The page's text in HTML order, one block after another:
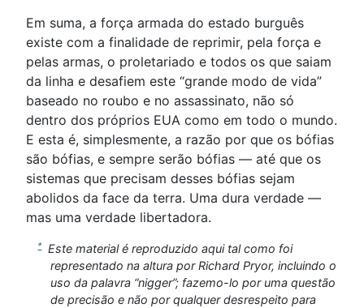
Em suma, a força armada do estado burguês
existe com a finalidade de reprimir, pela força e
pelas armas, o proletariado e todos os que saiam
da linha e desafiem este “grande modo de vida”
baseado no roubo e no assassinato, não só
dentro dos próprios EUA como em todo o mundo.
E esta é, simplesmente, a razão por que os bófias
são bófias, e sempre serão bófias — até que os
sistemas que precisam desses bófias sejam
abolidos da face da terra. Uma dura verdade —
mas uma verdade libertadora.
*Este material é reproduzido aqui tal como foi
representado na altura por Richard Pryor, incluindo o
uso da palavra “nigger”; fazemo-lo por uma questão
de precisão e não por qualquer desrespeito para